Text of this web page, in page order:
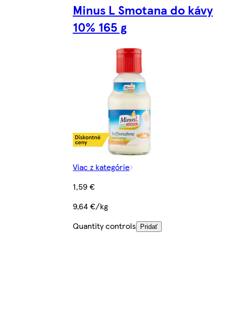
Minus L Smotana do kávy
10% 165 g
Viac z kategórie
1,59 €
9,64 €/kg
Quantity controls
Pridať